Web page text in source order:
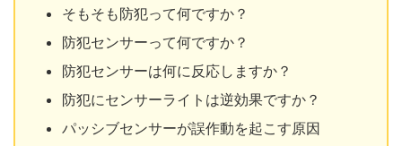
そもそも防犯って何ですか？
防犯センサーって何ですか？
防犯センサーは何に反応しますか？
防犯にセンサーライトは逆効果ですか？
パッシブセンサーが誤作動を起こす原因